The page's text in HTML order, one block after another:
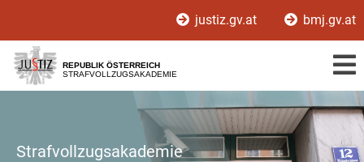
[1]
[2]
[3]
justiz.gv.at bmj.gv.at
REPUBLIK ÖSTERREICH
STRAFVOLLZUGSAKADEMIE
Strafvollzugsakademie